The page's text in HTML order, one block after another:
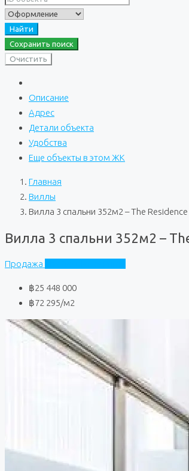
Найти
Сохранить поиск
Очистить
Описание
Адрес
Детали объекта
Удобства
Еще объекты в этом ЖК
Главная
Виллы
Вилла 3 спальни 352м2 – The Residence
Вилла 3 спальни 352м2 –
Продажа
฿25 448 000
฿72 295/м2